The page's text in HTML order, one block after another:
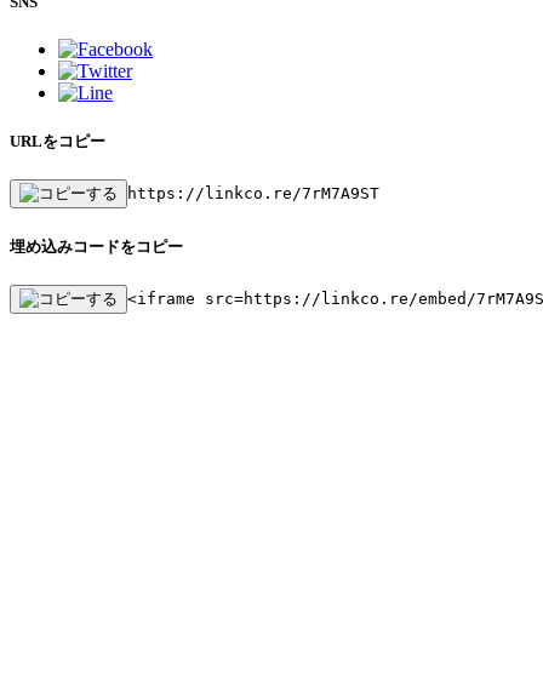
URLをコピー
https://linkco.re/7rM7A9ST
埋め込みコードをコピー
<iframe src=https://linkco.re/embed/